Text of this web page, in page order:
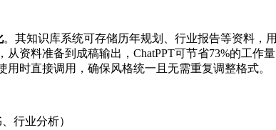
。其知识库系统可存储历年规划、行业报告等资料，
资料准备到成稿输出，ChatPPT可节省73%的工作
时直接调用，确保风格统一且无需重复调整格式。
行业分析）